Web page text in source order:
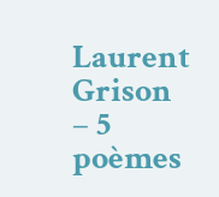
Laurent
Grison
– 5
poèmes